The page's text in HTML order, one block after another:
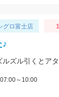
グロ富士店
07:00～10:00